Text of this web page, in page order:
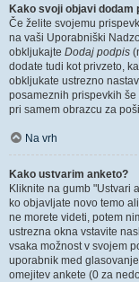
Kako svoji objavi dodam
Če želite svojemu
na vaši Uporabniški
obkljukajte Dodaj podpis
dodate tudi kot privzeto,
obkljukate ustrezno
posameznih prispevkih
pri samem obrazcu za
Na vrh
Kako ustvarim anketo?
Kliknite na gumb "Ustvari
ko objavljate novo temo
ne morete videti, potem
ustrezna okna vstavite
vsaka možnost v svojem
uporabnik med
omejitev ankete (0 za